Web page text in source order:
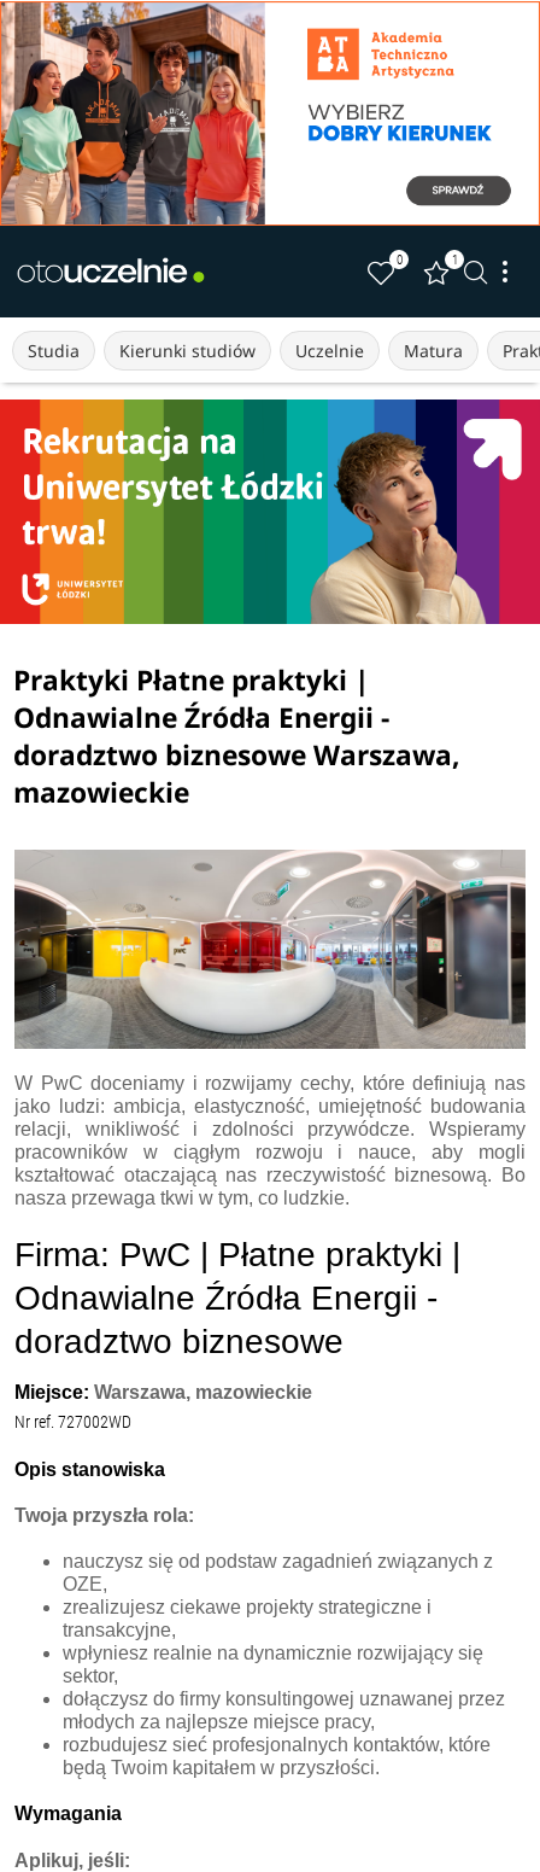
0 1
Studia Kierunki studiów Uczelnie Matura
Praktyki Płatne praktyki |
Odnawialne Źródła Energii -
doradztwo biznesowe Warszawa,
mazowieckie
W PwC doceniamy i rozwijamy cechy, które definiują nas
jako ludzi: ambicja, elastyczność, umiejętność budowania
relacji, wnikliwość i zdolności przywódcze. Wspieramy
pracowników w ciągłym rozwoju i nauce, aby mogli
kształtować otaczającą nas rzeczywistość biznesową. Bo
nasza przewaga tkwi w tym, co ludzkie.
Firma: PwC | Płatne praktyki |
Odnawialne Źródła Energii -
doradztwo biznesowe
Miejsce:Warszawa, mazowieckie
Nr ref. 727002WD
Opis stanowiska
Twoja przyszła rola:
nauczysz się od podstaw zagadnień związanych z
OZE,
zrealizujesz ciekawe projekty strategiczne i
transakcyjne,
wpłyniesz realnie na dynamicznie rozwijający się
sektor,
dołączysz do firmy konsultingowej uznawanej przez
młodych za najlepsze miejsce pracy,
rozbudujesz sieć profesjonalnych kontaktów, które
będą Twoim kapitałem w przyszłości.
Wymagania
Aplikuj, jeśli: